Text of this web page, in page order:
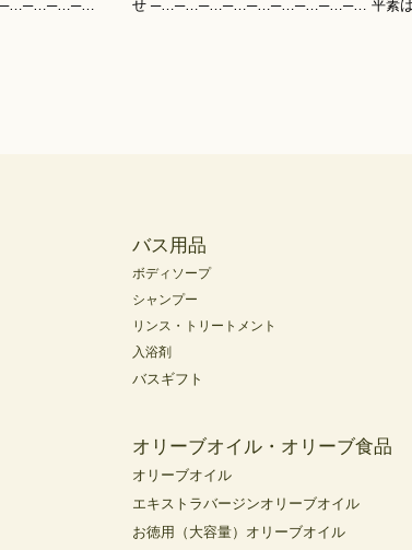
バス用品
ボディソープ
シャンプー
リンス・トリートメント
入浴剤
バスギフト
オリーブオイル・オリーブ食品
オリーブオイル
エキストラバージンオリーブオイル
お徳用（大容量）オリーブオイル